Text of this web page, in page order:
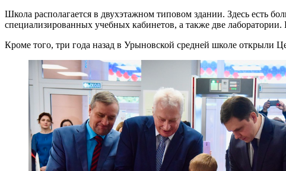
Школа располагается в двухэтажном типовом здании. Здесь есть
специализированных учебных кабинетов, а также две
Кроме того, три года назад в Урыновской средней школе открыли